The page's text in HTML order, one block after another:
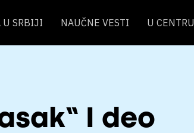
U SRBIJI NAUČNE VESTI U CENTRU
I deo